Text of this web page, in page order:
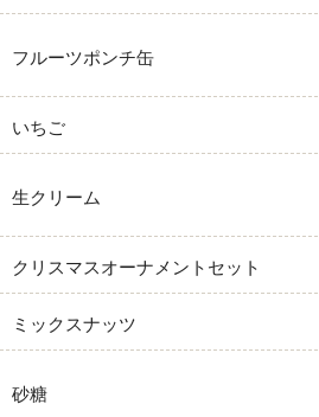
フルーツポンチ缶
いちご
生クリーム
クリスマスオーナメントセット
ミックスナッツ
砂糖